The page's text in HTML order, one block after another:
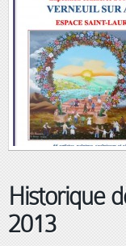
Historique
2013